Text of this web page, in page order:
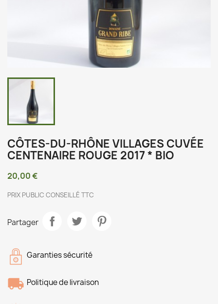
CÔTES-DU-RHÔNE VILLAGES CUVÉE
CENTENAIRE ROUGE 2017 * BIO
20,00 €
PRIX PUBLIC CONSEILLÉ TTC
Partager
Garanties sécurité
Politique de livraison